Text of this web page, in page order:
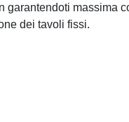
garantendoti massima
dei tavoli fissi.